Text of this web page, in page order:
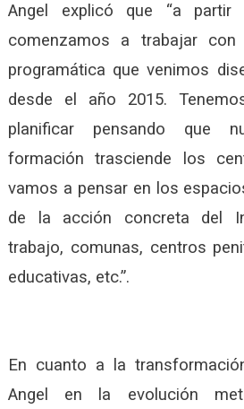
Angel explicó que “a partir
comenzamos a trabajar
programática que venimos
desde el año 2015.
planificar pensando que
formación trasciende los
vamos a pensar en los
de la acción concreta del
trabajo, comunas, centros
educativas, etc.”.
En cuanto a la
Angel en la evolución